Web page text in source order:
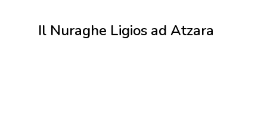
Il Nuraghe Ligios ad Atzara